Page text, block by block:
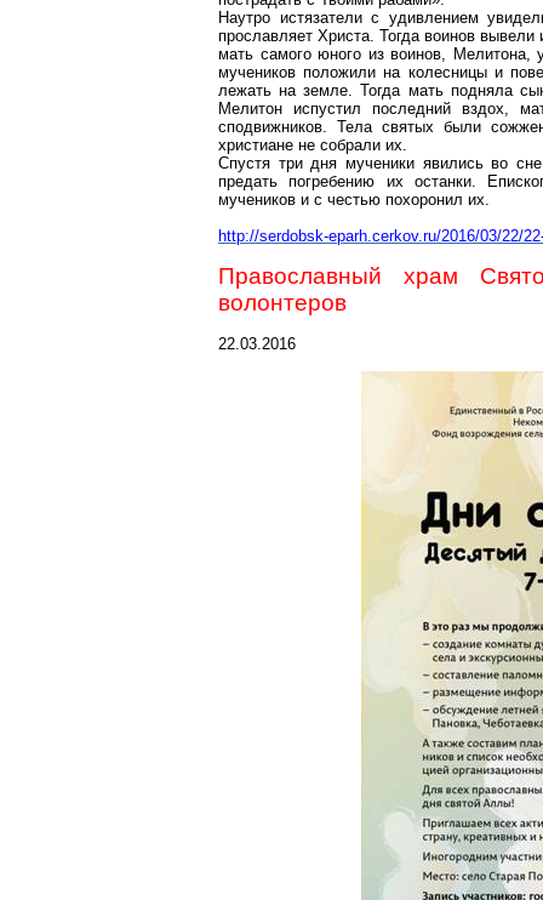
Наутро истязатели с удивлением
прославляет Христа. Тогда воинов
мать самого юного из воинов, Мелитона,
мучеников положили на колесницы и
лежать на земле. Тогда мать подняла
Мелитон испустил последний вздох,
сподвижников. Тела святых были
христиане не собрали их.
Спустя три дня мученики явились во
предать погребению их останки.
мучеников и с честью похоронил их.
http://serdobsk-eparh.cerkov.ru/2016/03/22/
Православный храм
волонтеров
22.03.2016